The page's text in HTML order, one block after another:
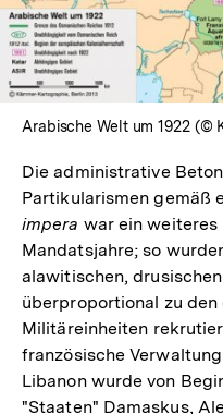
Arabische Welt um 1922 (©
Die administrative
Partikularismen gemäß
impera war ein weiteres
Mandatsjahre; so
alawitischen,
überproportional zu den
Militäreinheiten
französische
Libanon wurde von
"Staaten" Damaskus,